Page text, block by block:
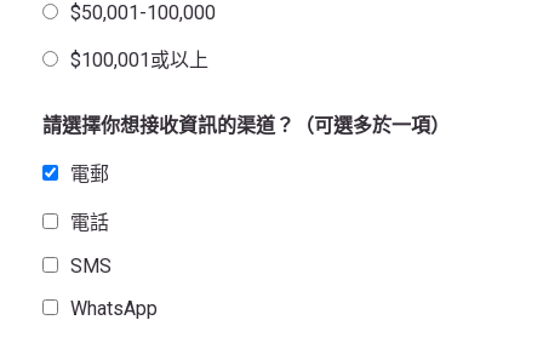
$50,001-100,000
$100,001或以上
請選擇你想接收資訊的渠道？（可選多於一項）
電郵
電話
SMS
WhatsApp